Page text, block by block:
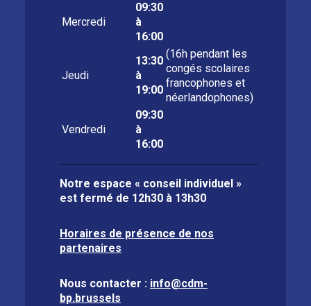
Mercredi
09:30
à
16:00
Jeudi
13:30
à
19:00
(16h pendant les
congés scolaires
francophones et
néerlandophones)
Vendredi
09:30
à
16:00
Notre espace « conseil individuel »
est fermé de 12h30 à 13h30
Horaires de présence de nos
partenaires
Nous contacter : info@cdm-
bp.brussels